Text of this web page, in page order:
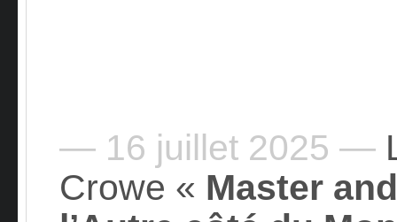
— 16 juillet 2025 —
Crowe « Master